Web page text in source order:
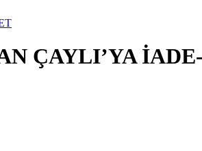
ÇAYLI’YA